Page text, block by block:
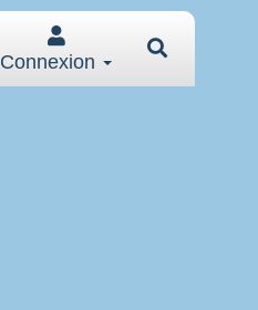
Connexion